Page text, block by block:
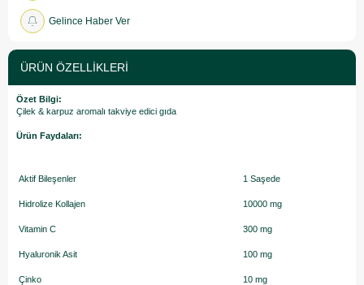
Gelince Haber Ver
ÜRÜN ÖZELLIKLERI
Özet Bilgi:
Çilek & karpuz aromalı takviye edici gıda
Ürün Faydaları:
Aktif Bileşenler 1 Saşede
Hidrolize Kollajen 10000 mg
Vitamin C 300 mg
Hyaluronik Asit 100 mg
Çinko 10 mg